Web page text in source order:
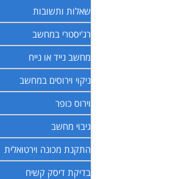
שאלות ותשובות
רג'יסטרי במחשב
מחשב נייד או נייח
ניקוי וירוסים במחשב
וירוס כופר
גיבוי מחשב
התקנת מכונה וירטואלית
בדיקת דיסק קשיח